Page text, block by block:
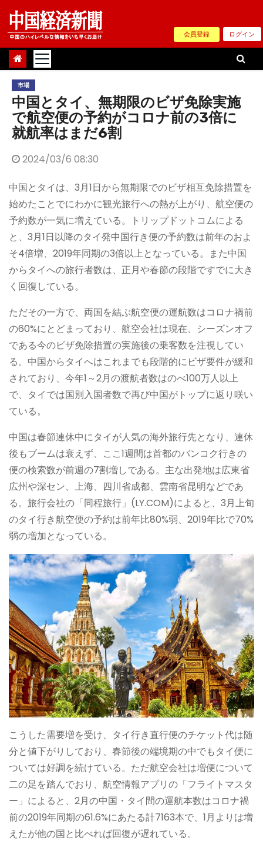
Skip
content
会員登録 ログイン
市場
中国とタイ、無期限のビザ免除実施
で航空便の予約がコロナ前の3倍に
就航率はまだ6割
2024/03/6 08:30
中国とタイは、3月1日から無期限でのビザ相互免除措置を
始めたことでにわかに観光旅行への熱が上がり、航空便の
予約数が一気に増えている。トリップドットコムによる
と、3月1日以降のタイ発中国行き便の予約数は前年のおよ
そ4倍増、2019年同期の3倍以上となっている。また中国
からタイへの旅行者数は、正月や春節の段階ですでに大き
く回復している。
ただその一方で、両国を結ぶ航空便の運航数はコロナ禍前
の60%にとどまっており、航空会社は現在、シーズンオフ
である今のビザ免除措置の実施後の乗客数を注視してい
る。中国からタイへはこれまでも段階的にビザ要件が緩和
されており、今年1～2月の渡航者数はのべ100万人以上
で、タイでは国別入国者数で再び中国がトップに返り咲い
ている。
中国は春節連休中にタイが人気の海外旅行先となり、連休
後もブームは衰えず、ここ1週間は首都のバンコク行きの
便の検索数が前週の7割増しである。主な出発地は広東省
広州や深セン、上海、四川省成都、雲南省昆明などであ
る。旅行会社の「同程旅行」(LY.COM)によると、3月上旬
のタイ行き航空便の予約は前年比80%弱、2019年比で70%
弱の増加となっている。
こうした需要増を受け、タイ行き直行便のチケット代は随
分と値下がりしており、春節後の端境期の中でもタイ便に
ついては好調を続けている。ただ航空会社は増便について
二の足を踏んでおり、航空情報アプリの「フライトマスタ
ー」によると、2月の中国・タイ間の運航本数はコロナ禍
前の2019年同期の61.6%にあたる計7163本で、1月よりは増
えたが他の国と比べれば回復が遅れている。